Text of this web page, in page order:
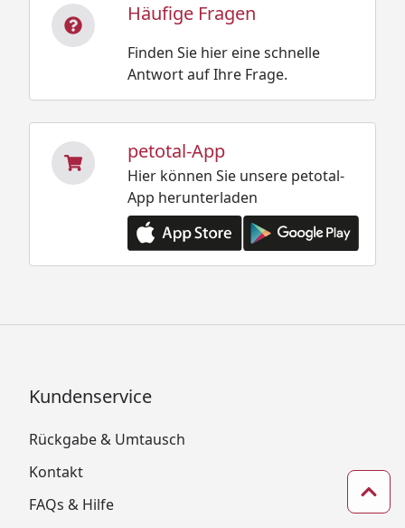
Häufige Fragen
Finden Sie hier eine schnelle
Antwort auf Ihre Frage.
petotal-App
Hier können Sie unsere petotal-
App herunterladen
Kundenservice
Rückgabe & Umtausch
Kontakt
FAQs & Hilfe